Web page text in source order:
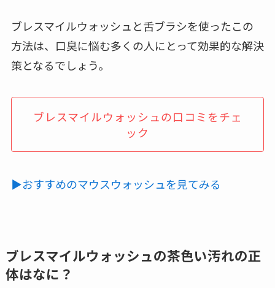
ブレスマイルウォッシュと舌ブラシを使ったこの
方法は、口臭に悩む多くの人にとって効果的な解決
策となるでしょう。
ブレスマイルウォッシュの口コミをチェ
ック
▶おすすめのマウスウォッシュを見てみる
ブレスマイルウォッシュの茶色い汚れの正
体はなに？